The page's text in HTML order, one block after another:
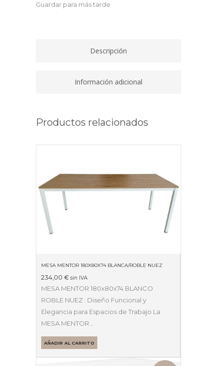
DE
SEPARADOR
CENTRO
Guardar para más tarde
Descripción
Información adicional
Productos relacionados
MESA MENTOR 180X80X74 BLANCA/ROBLE NUEZ
234,00 € sin IVA
MESA MENTOR 180x80x74 BLANCO
ROBLE NUEZ : Diseño Funcional y
Elegancia para Espacios de Trabajo La
MESA MENTOR…
AÑADIR AL CARRITO